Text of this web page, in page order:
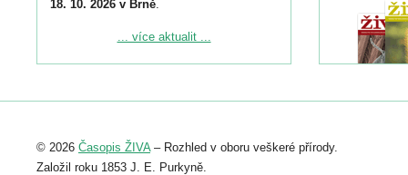
18. 10. 2026 v Brně.
Podrobnější informace ke konferenci
Registrovat se můžete do 6. září.
abstraktu přihlášené přednášky nebo
posteru je už 30. června.
... více aktualit ...
© 2026 Časopis ŽIVA– Rozhled v oboru veškeré přírody.
Založil roku 1853 J. E. Purkyně.